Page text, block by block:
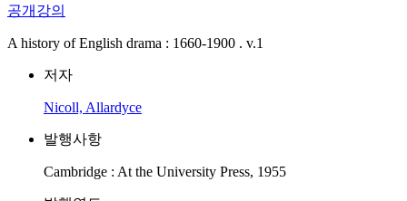
공개강의
A history of English drama : 1660-1900 . v.1
저자
Nicoll, Allardyce
발행사항
Cambridge : At the University Press, 1955